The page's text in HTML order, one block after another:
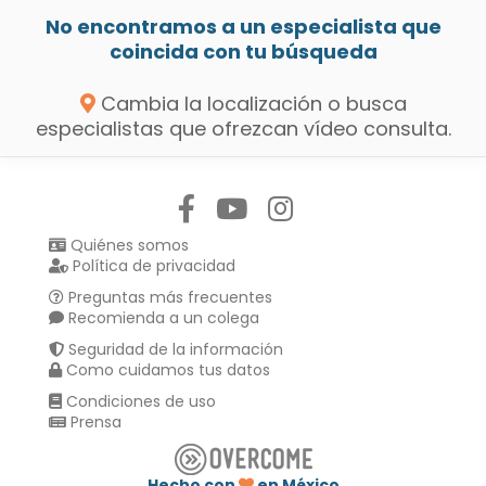
No encontramos a un especialista que
coincida con tu búsqueda
Cambia la localización o busca
especialistas que ofrezcan vídeo consulta.
Quiénes somos
Política de privacidad
Preguntas más frecuentes
Recomienda a un colega
Seguridad de la información
Como cuidamos tus datos
Condiciones de uso
Prensa